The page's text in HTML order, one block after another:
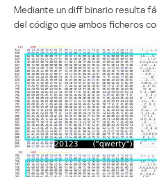
Mediante un diff binario resulta
del código que ambos ficheros